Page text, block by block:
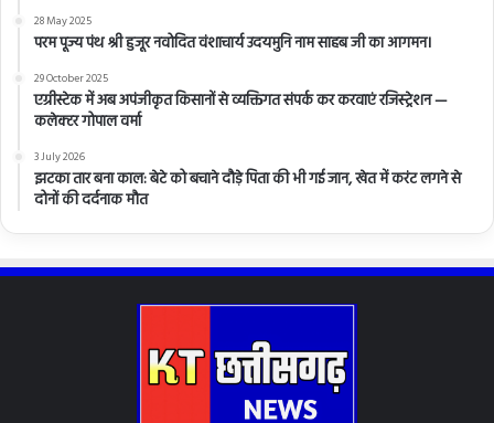
28 May 2025
परम पूज्य पंथ श्री हुजूर नवोदित वंशाचार्य उदयमुनि नाम साहब जी का आगमन।
29 October 2025
एग्रीस्टेक में अब अपंजीकृत किसानों से व्यक्तिगत संपर्क कर करवाएं रजिस्ट्रेशन —
कलेक्टर गोपाल वर्मा
3 July 2026
झटका तार बना काल: बेटे को बचाने दौड़े पिता की भी गई जान, खेत में करंट लगने से
दोनों की दर्दनाक मौत